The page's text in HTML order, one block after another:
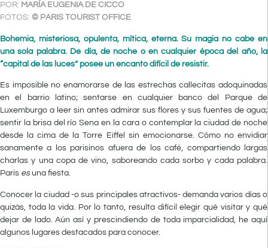
POR: MARÍA EUGENIA DE CICCO
FOTOS: © PARIS TOURIST OFFICE
Bohemia, misteriosa, opulenta, mítica, eterna. Su magia no cabe en
una sola palabra. De día, de noche o en cualquier época del año, la
“capital de las luces” posee un encanto difícil de resistir.
Es imposible no enamorarse de las estrechas callecitas adoquinadas
en el barrio latino; sentarse en cualquier banco del Parque de
Luxemburgo a leer sin antes admirar sus flores y sus fuentes de agua;
sentir la brisa del río Sena en la cara o contemplar la ciudad de noche
desde la cima de la Torre Eiffel sin emocionarse. Cómo no envidiar
sanamente a los parisinos afuera de los café, compartiendo largas
charlas y una copa de vino, saboreando cada sorbo y cada palabra.
París esuna fiesta.
Conocer la ciudad -o sus principales atractivos- demanda varios días o
quizás, toda la vida. Por lo tanto, resulta difícil elegir qué visitar y qué
dejar de lado. Aún así y prescindiendo de toda imparcialidad, he aquí
algunos lugares destacados para conocer.